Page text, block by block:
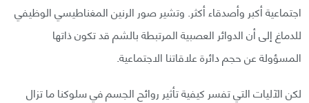
اجتماعية أكبر وأصدقاء أكثر. وتشير صور الرنين المغناطيسي الوظيفي
للدماغ إلى أن الدوائر العصبية المرتبطة بالشم قد تكون ذاتها
المسؤولة عن حجم دائرة علاقاتنا الاجتماعية.
لكن الآليات التي تفسر كيفية تأثير روائح الجسم في سلوكنا ما تزال